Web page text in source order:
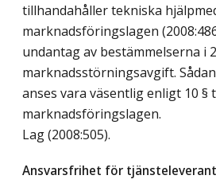
tillhandahåller tekniska
marknadsföringslagen
undantag av bestämmelserna i
marknadsstörningsavgift.
anses vara väsentlig enligt 10 §
marknadsföringslagen.
Lag (2008:505).
Ansvarsfrihet för